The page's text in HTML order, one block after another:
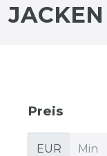
JACKEN
Preis
EUR